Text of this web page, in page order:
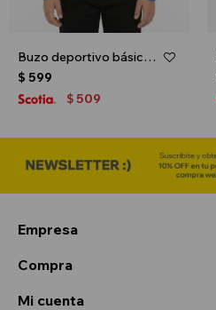
Buzo deportivo básico escote redondo - UNISEX - Azul oscuro
$ 599
$ 509
Empresa
Compra
Mi cuenta